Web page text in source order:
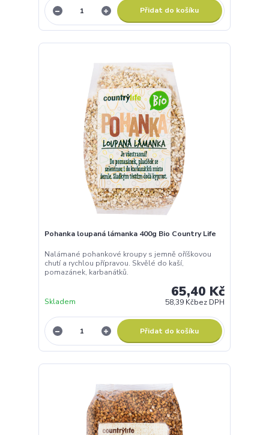
Přidat do košíku
Pohanka loupaná lámanka 400g Bio Country Life
Nalámané pohankové kroupy s jemně oříškovou
chutí a rychlou přípravou. Skvělé do kaší,
pomazánek, karbanátků.
65,40 Kč
58,39 Kčbez DPH
Skladem
Přidat do košíku